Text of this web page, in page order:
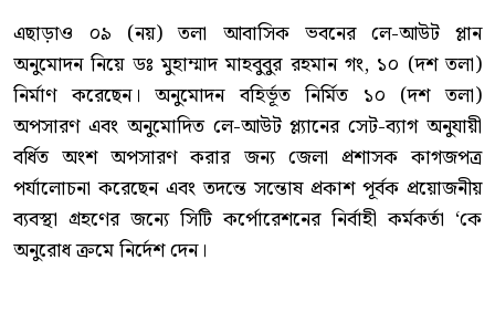
এছাড়াও ০৯ (নয়) তলা আবাসিক ভবনের লে-আউট প্লান
অনুমোদন নিয়ে ডঃ মুহাম্মাদ মাহবুবুর রহমান গং, ১০ (দশ তলা)
নির্মাণ করেছেন। অনুমোদন বহির্ভূত নির্মিত ১০ (দশ তলা)
অপসারণ এবং অনুমোদিত লে-আউট প্ল্যানের সেট-ব্যাগ অনুযায়ী
বর্ধিত অংশ অপসারণ করার জন্য জেলা প্রশাসক কাগজপত্র
পর্যালোচনা করেছেন এবং তদন্তে সন্তোষ প্রকাশ পূর্বক প্রয়োজনীয়
ব্যবস্থা গ্রহণের জন্যে সিটি কর্পোরেশনের নির্বাহী কর্মকর্তা ‘কে
অনুরোধ ক্রমে নির্দেশ দেন।